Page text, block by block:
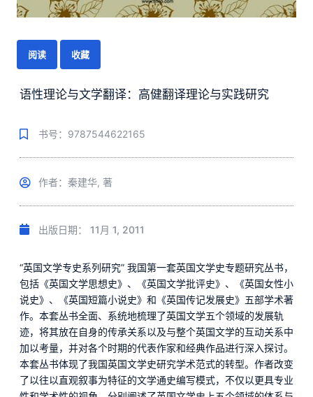
阅读 收藏
语性理论与文学翻译：高健翻译理论与实践研究
书号：9787544622165
作者：秦建华, 著
出版日期： 11月 1, 2011
“英国文学专史系列研究” 我国第一套英国文学史专题研究丛书，
包括《英国文学思想史》、《英国文学批评史》、《英国女性小
说史》、《英国短篇小说史》和《英国传记发展史》五部学术著
作。本套丛书全面、系统地梳理了英国文学五个领域的发展轨
迹，将其放在自身的传承关系以及与整个英国文学的互动关系中
加以考量，并对各个时期的代表作家和经典作品进行深入探讨。
本套丛书体现了我国英国文学史研究学术范式的转型。作者改变
了以往以直观叙事为特征的文学通史编写模式，不仅以更具专业